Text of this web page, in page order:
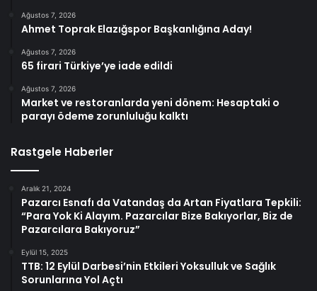
Ağustos 7, 2026
Ahmet Toprak Elazığspor Başkanlığına Aday!
Ağustos 7, 2026
65 firari Türkiye’ye iade edildi
Ağustos 7, 2026
Market ve restoranlarda yeni dönem: Hesaptaki o
parayı ödeme zorunluluğu kalktı
Rastgele Haberler
Aralık 21, 2024
Pazarcı Esnafı da Vatandaş da Artan Fiyatlara Tepkili:
“Para Yok Ki Alayım. Pazarcılar Bize Bakıyorlar, Biz de
Pazarcılara Bakıyoruz”
Eylül 15, 2025
TTB: 12 Eylül Darbesi’nin Etkileri Yoksulluk ve Sağlık
Sorunlarına Yol Açtı